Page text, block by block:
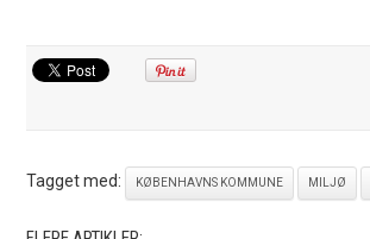
Tagget med: KØBENHAVNS KOMMUNE MILJØ